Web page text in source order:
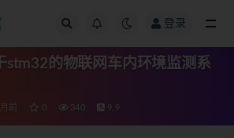
登录
stm32的物联网车内环境监测系
前 0 340 9.9